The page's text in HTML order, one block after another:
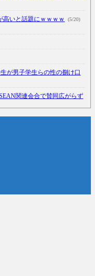
高いと話題にｗｗｗｗ (5/20)
が男子学生らの性の捌け口
関連会合で賛同広がらず